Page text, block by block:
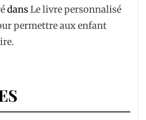
dans Le livre personnalisé
permettre aux enfant